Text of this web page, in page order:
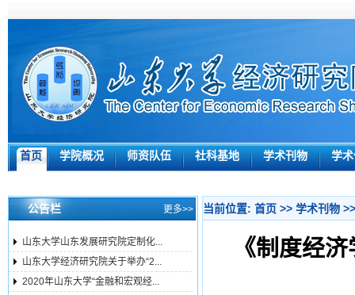
首页 学院概况 师资队伍 社科基地 学术刊物 学
公告栏 更多>>
山东大学山东发展研究院定制化...
山东大学经济研究院关于举办“2...
2020年山东大学“金融和宏观经...
当前位置: 首页 >> 学术刊物
《制度经